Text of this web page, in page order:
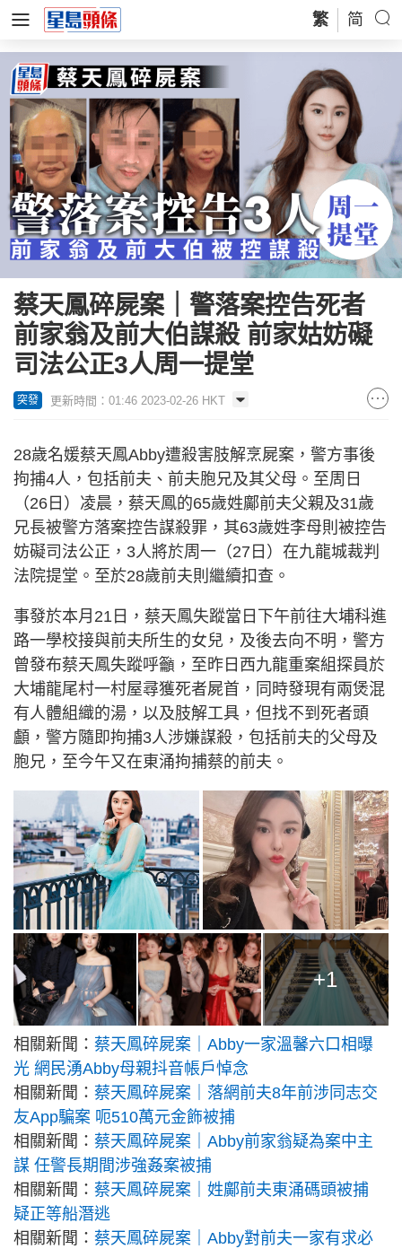
繁 简
蔡天鳳碎屍案｜警落案控告死者
前家翁及前大伯謀殺 前家姑妨礙
司法公正3人周一提堂
突發 更新時間：01:46 2023-02-26 HKT
28歲名媛蔡天鳳Abby遭殺害肢解烹屍案，警方事後
拘捕4人，包括前夫、前夫胞兄及其父母。至周日
（26日）凌晨，蔡天鳳的65歲姓鄺前夫父親及31歲
兄長被警方落案控告謀殺罪，其63歲姓李母則被控告
妨礙司法公正，3人將於周一（27日）在九龍城裁判
法院提堂。至於28歲前夫則繼續扣查。
事發於本月21日，蔡天鳳失蹤當日下午前往大埔科進
路一學校接與前夫所生的女兒，及後去向不明，警方
曾發布蔡天鳳失蹤呼籲，至昨日西九龍重案組探員於
大埔龍尾村一村屋尋獲死者屍首，同時發現有兩煲混
有人體組織的湯，以及肢解工具，但找不到死者頭
顱，警方隨即拘捕3人涉嫌謀殺，包括前夫的父母及
胞兄，至今午又在東涌拘捕蔡的前夫。
+1
相關新聞： 蔡天鳳碎屍案｜Abby一家溫馨六口相曝
光 網民湧Abby母親抖音帳戶悼念
相關新聞： 蔡天鳳碎屍案｜落網前夫8年前涉同志交
友App騙案 呃510萬元金飾被捕
相關新聞： 蔡天鳳碎屍案｜Abby前家翁疑為案中主
謀 任警長期間涉強姦案被捕
相關新聞： 蔡天鳳碎屍案｜姓鄺前夫東涌碼頭被捕
疑正等船潛逃
相關新聞： 蔡天鳳碎屍案｜Abby對前夫一家有求必